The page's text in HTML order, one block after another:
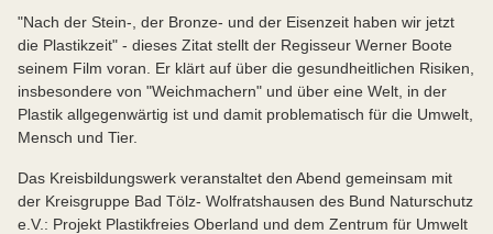
"Nach der Stein-, der Bronze- und der Eisenzeit haben wir jetzt
die Plastikzeit" - dieses Zitat stellt der Regisseur Werner Boote
seinem Film voran. Er klärt auf über die gesundheitlichen Risiken,
insbesondere von "Weichmachern" und über eine Welt, in der
Plastik allgegenwärtig ist und damit problematisch für die Umwelt,
Mensch und Tier.
Das Kreisbildungswerk veranstaltet den Abend gemeinsam mit
der Kreisgruppe Bad Tölz- Wolfratshausen des Bund Naturschutz
e.V.: Projekt Plastikfreies Oberland und dem Zentrum für Umwelt